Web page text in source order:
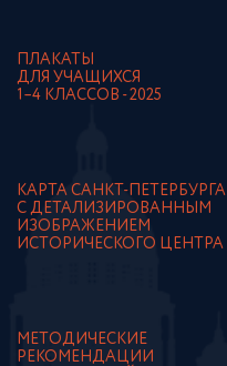
ПЛАКАТЫ
ДЛЯ УЧАЩИХСЯ
1–4 КЛАССОВ - 2025
КАРТА САНКТ-ПЕТЕРБУРГА
С ДЕТАЛИЗИРОВАННЫМ
ИЗОБРАЖЕНИЕМ
ИСТОРИЧЕСКОГО ЦЕНТРА
МЕТОДИЧЕСКИЕ
РЕКОМЕНДАЦИИ